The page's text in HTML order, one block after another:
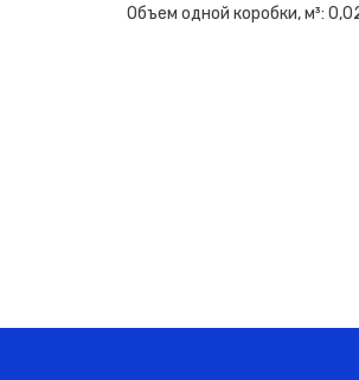
Объем одной коробки, м³: